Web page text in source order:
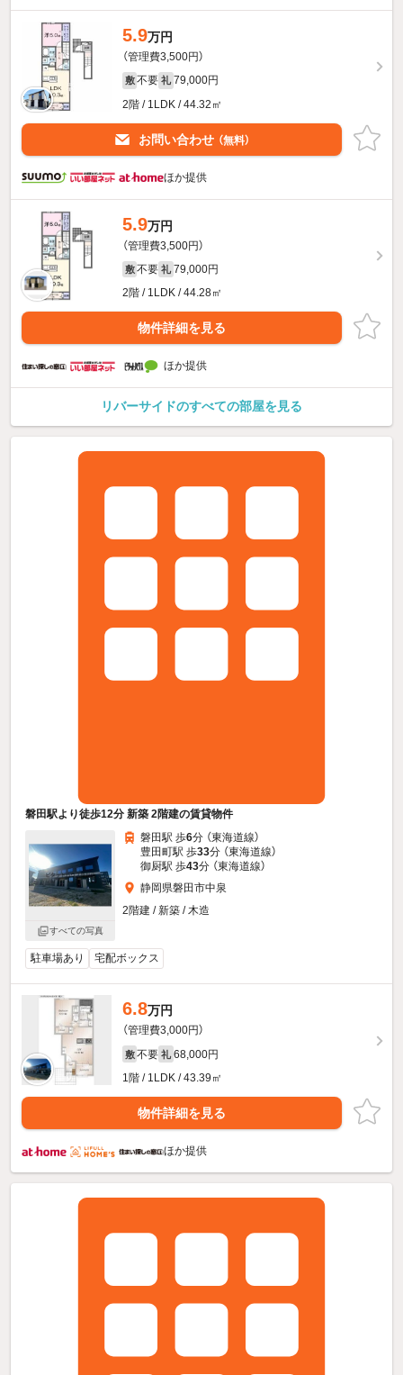
5.9万円
（管理費3,500円）
敷 不要 礼 79,000円
2階 / 1LDK / 44.32㎡
お問い合わせ （無料）
ほか提供
5.9万円
（管理費3,500円）
敷 不要 礼 79,000円
2階 / 1LDK / 44.28㎡
物件詳細を見る
ほか提供
リバーサイドのすべての部屋を見る
磐田駅より徒歩12分 新築 2階建の賃貸物件
すべての写真
磐田駅 歩6分 （東海道線）
豊田町駅 歩33分 （東海道線）
御厨駅 歩43分 （東海道線）
静岡県磐田市中泉
2階建 / 新築 / 木造
駐車場あり 宅配ボックス
6.8万円
（管理費3,000円）
敷 不要 礼 68,000円
1階 / 1LDK / 43.39㎡
物件詳細を見る
ほか提供